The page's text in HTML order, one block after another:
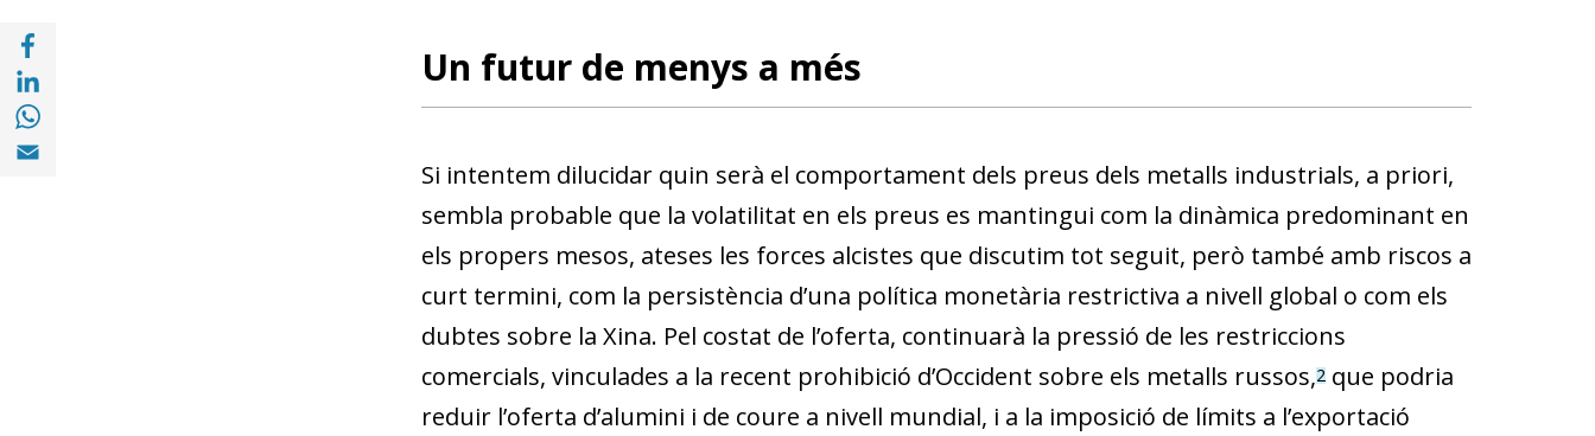
Compartir a with Linkedin (opens in a new window)
Compartir a with Whatsapp (opens in a new window)
Un futur de menys a més
Si intentem dilucidar quin serà el comportament dels preus dels metalls industrials, a priori,
sembla probable que la volatilitat en els preus es mantingui com la dinàmica predominant en
els propers mesos, ateses les forces alcistes que discutim tot seguit, però també amb riscos a
curt termini, com la persistència d’una política monetària restrictiva a nivell global o com els
dubtes sobre la Xina. Pel costat de l’oferta, continuarà la pressió de les restriccions
comercials, vinculades a la recent prohibició d’Occident sobre els metalls russos,2que podria
reduir l’oferta d’alumini i de coure a nivell mundial, i a la imposició de límits a l’exportació